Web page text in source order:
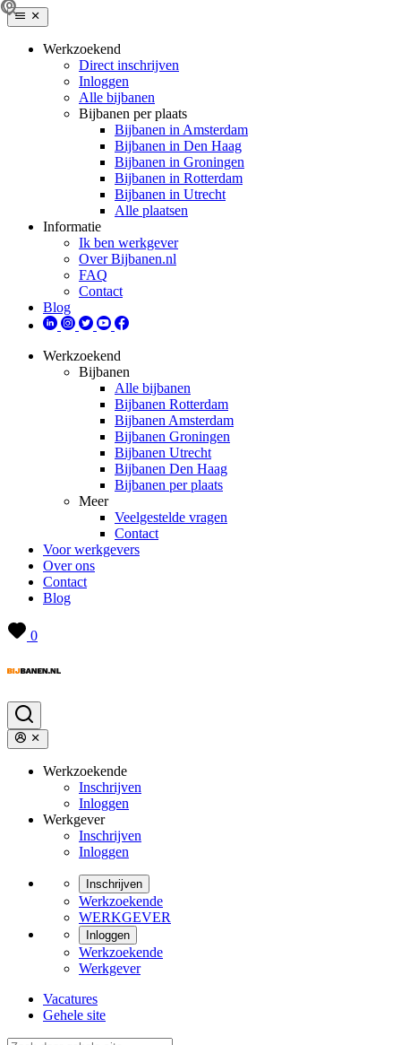
Werkzoekend
Direct inschrijven
Inloggen
Alle bijbanen
Bijbanen per plaats
Bijbanen in Amsterdam
Bijbanen in Den Haag
Bijbanen in Groningen
Bijbanen in Rotterdam
Bijbanen in Utrecht
Alle plaatsen
Informatie
Ik ben werkgever
Over Bijbanen.nl
FAQ
Contact
Blog
Werkzoekend
Bijbanen
Alle bijbanen
Bijbanen Rotterdam
Bijbanen Amsterdam
Bijbanen Groningen
Bijbanen Utrecht
Bijbanen Den Haag
Bijbanen per plaats
Meer
Veelgestelde vragen
Contact
Voor werkgevers
Over ons
Contact
Blog
0
Werkzoekende
Inschrijven
Inloggen
Werkgever
Inschrijven
Inloggen
Inschrijven
Werkzoekende
WERKGEVER
Inloggen
Werkzoekende
Werkgever
Vacatures
Gehele site